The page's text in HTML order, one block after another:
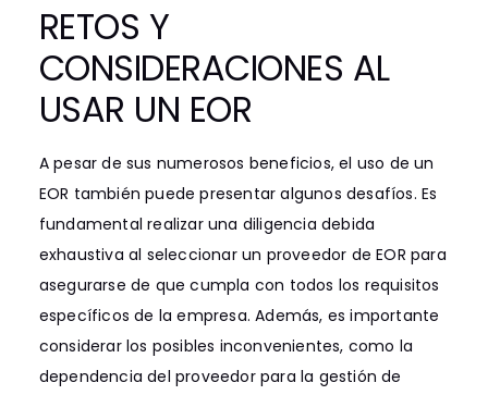
RETOS Y
CONSIDERACIONES AL
USAR UN EOR
A pesar de sus numerosos beneficios, el uso de un
EOR también puede presentar algunos desafíos. Es
fundamental realizar una diligencia debida
exhaustiva al seleccionar un proveedor de EOR para
asegurarse de que cumpla con todos los requisitos
específicos de la empresa. Además, es importante
considerar los posibles inconvenientes, como la
dependencia del proveedor para la gestión de